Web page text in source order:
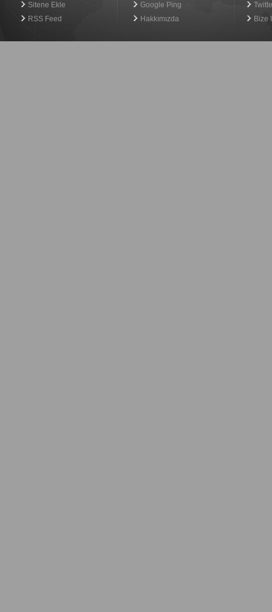
Sitene Ekle
RSS Feed
Google Ping
Hakkımızda
Bize